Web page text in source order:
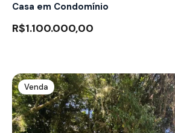
Casa em Condomínio
R$1.100.000,00
Venda